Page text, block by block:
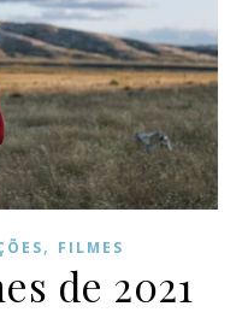
, FILMES
de 2021